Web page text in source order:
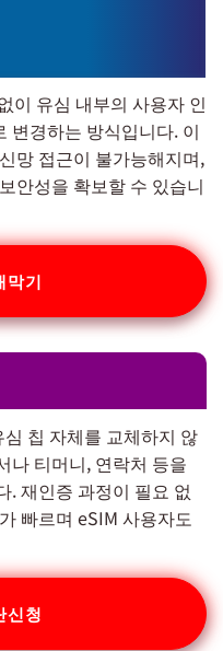
이 유심 내부의 사용자 인
변경하는 방식입니다. 이
망 접근이 불가능해지며,
안성을 확보할 수 있습니
막기
칩 자체를 교체하지 않
나 티머니, 연락처 등을
. 재인증 과정이 필요 없
빠르며 eSIM 사용자도
신청